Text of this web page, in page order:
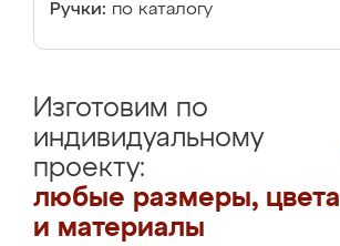
Ручки: по каталогу
Изготовим по
индивидуальному
проекту:
любые размеры, цвета
и материалы